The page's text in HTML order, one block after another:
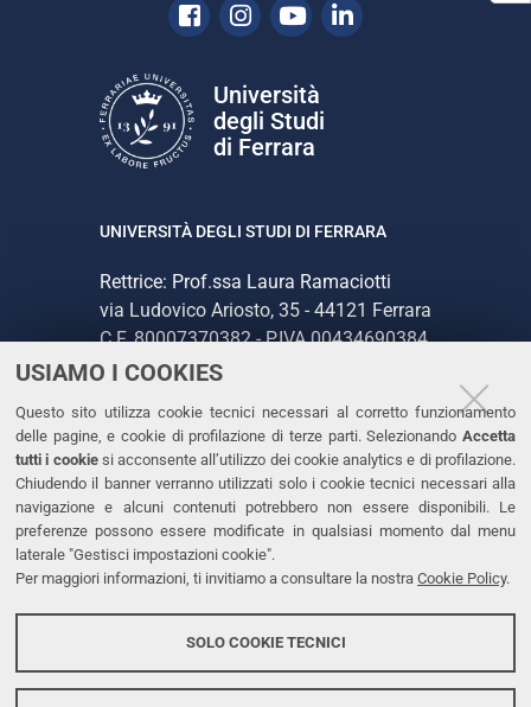
USIAMO I COOKIES
Questo sito utilizza cookie tecnici necessari al corretto funzionamento
delle pagine, e cookie di profilazione di terze parti. Selezionando Accetta
tutti i cookiesi acconsente all’utilizzo dei cookie analytics e di profilazione.
Chiudendo il banner verranno utilizzati solo i cookie tecnici necessari alla
navigazione e alcuni contenuti potrebbero non essere disponibili. Le
preferenze possono essere modificate in qualsiasi momento dal menu
laterale "Gestisci impostazioni cookie".
Per maggiori informazioni, ti invitiamo a consultare la nostra Cookie Policy.
SOLO COOKIE TECNICI
Facebook
Instagram
YoutubeLinkedin
Università
degli Studi
di Ferrara
UNIVERSITÀ DEGLI STUDI DI FERRARA
Rettrice: Prof.ssa Laura Ramaciotti
via Ludovico Ariosto, 35 - 44121 Ferrara
C.F. 80007370382 - P.IVA 00434690384
CONTATTI
Tel. +39 0532 293111
Fax. +39 0532 293031
PEC
LINKS
Accessibilità
Protezione dati personali